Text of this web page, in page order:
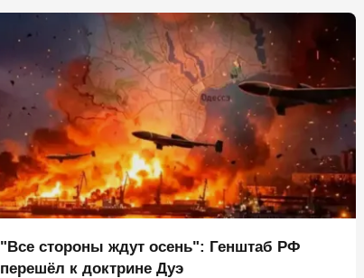
"Все стороны ждут осень": Генштаб РФ
перешёл к доктрине Дуэ